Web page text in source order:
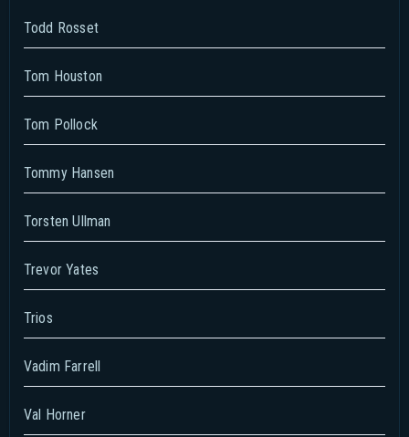
Todd Rosset
Tom Houston
Tom Pollock
Tommy Hansen
Torsten Ullman
Trevor Yates
Trios
Vadim Farrell
Val Horner